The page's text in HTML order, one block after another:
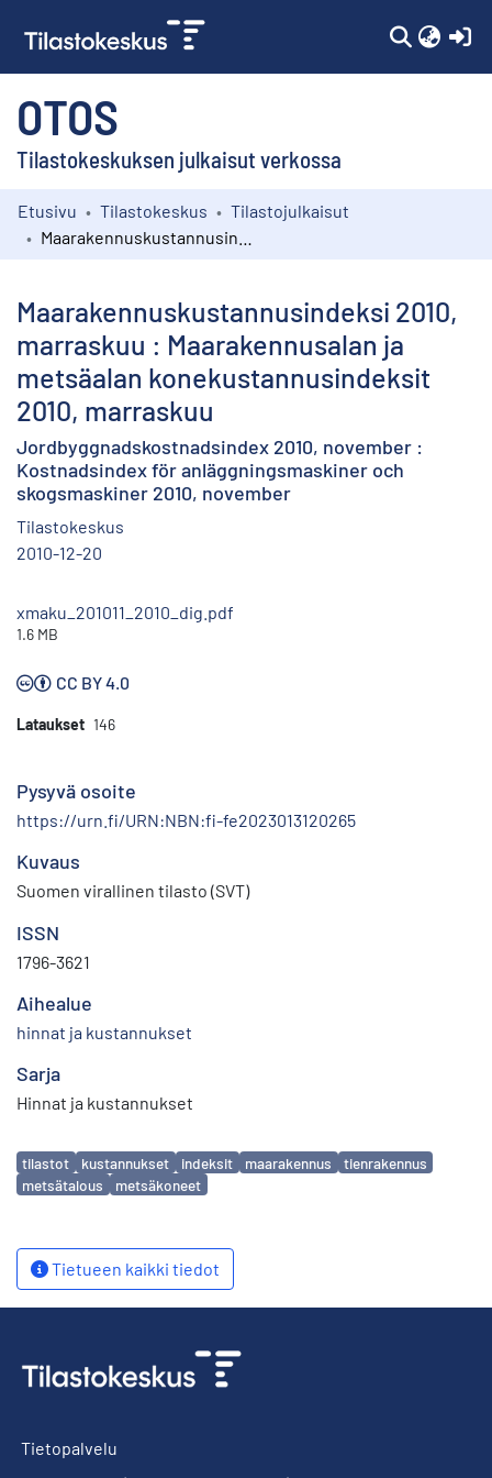
OTOS
Tilastokeskuksen julkaisut verkossa
Kokoelmat
Etusivu Tilastokeskus
Tilastojulkaisut
Maarakennuskustannusindeksi 2010,
marraskuu : Maarakennusalan ja
metsäalan konekustannusindeksit
2010, marraskuu
Jordbyggnadskostnadsindex 2010, november :
Kostnadsindex för anläggningsmaskiner och
skogsmaskiner 2010, november
Tilastokeskus
2010-12-20
xmaku_201011_2010_dig.pdf
1.6 MB
CC BY 4.0
Lataukset 146
Pysyvä osoite
https://urn.fi/URN:NBN:fi-fe2023013120265
Kuvaus
Suomen virallinen tilasto (SVT)
ISSN
1796-3621
Aihealue
hinnat ja kustannukset
Sarja
Hinnat ja kustannukset
Avainsanat
tilastot kustannukset indeksit maarakennus
tienrakennus
metsätalous
metsäkoneet
Tietueen kaikki tiedot
Tietopalvelu